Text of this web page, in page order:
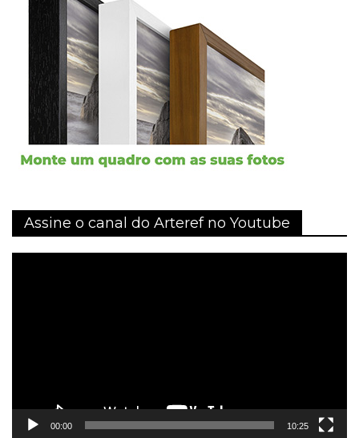
Assine o canal do Arteref no Youtube
00:00 10:25